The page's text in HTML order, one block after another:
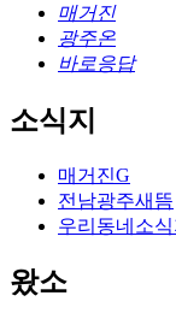
매거진
광주온
바로응답
소식지
매거진G
전남광주새뜸
우리동네소식
왔소